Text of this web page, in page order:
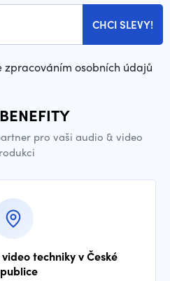
CHCI SLEVY!
zpracováním osobních údajů
pro vaši audio & video
techniky v České